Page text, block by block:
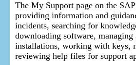
The My Support page on the
providing information and
incidents, searching for
downloading software, managing
installations, working with keys,
reviewing help files for support